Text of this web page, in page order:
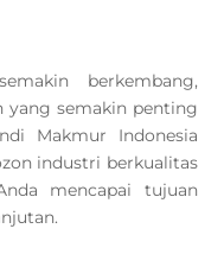
berkembang,
yang semakin penting
Makmur Indonesia
industri berkualitas
mencapai tujuan